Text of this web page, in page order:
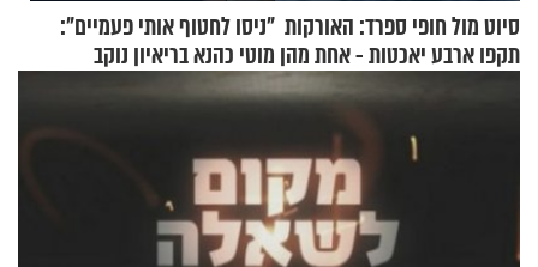
סיוט מול חופי ספרד: האורקות
תקפו ארבע יאכטות - אחת מהן
"ניסו לחטוף אותי פעמיים":
מוטי כהנא בריאיון נוקב